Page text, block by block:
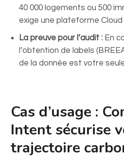
40 000 logements ou 500
exige une plateforme
La preuve pour l’audit : En
l’obtention de labels
de la donnée est votre
Cas d’usage :
Intent sécurise
trajectoire